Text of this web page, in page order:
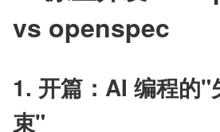
vs openspec
1. 开篇：AI 编程的
束"